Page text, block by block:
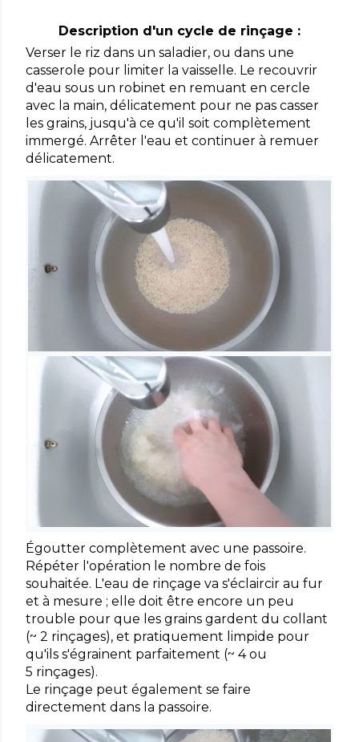
Description d'un cycle de rinçage :
Verser le riz dans un saladier, ou dans une
casserole pour limiter la vaisselle. Le recouvrir
d'eau sous un robinet en remuant en cercle
avec la main, délicatement pour ne pas casser
les grains, jusqu'à ce qu'il soit complètement
immergé. Arrêter l'eau et continuer à remuer
délicatement.
Égoutter complètement avec une passoire.
Répéter l'opération le nombre de fois
souhaitée. L'eau de rinçage va s'éclaircir au fur
et à mesure ; elle doit être encore un peu
trouble pour que les grains gardent du collant
(~ 2 rinçages), et pratiquement limpide pour
qu'ils s'égrainent parfaitement (~ 4 ou
5 rinçages).
Le rinçage peut également se faire
directement dans la passoire.